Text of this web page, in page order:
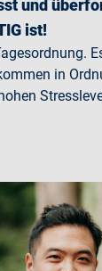
und
ist!
in